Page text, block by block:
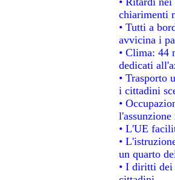
chiarimenti
• Tutti a
avvicina i
• Clima: 44
dedicati
• Trasporto
i cittadini
•
• L'UE
•
un quarto
• I diritti dei